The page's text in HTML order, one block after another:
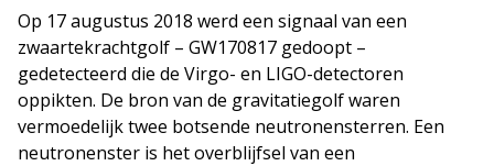
Op 17 augustus 2018 werd een signaal van een
zwaartekrachtgolf – GW170817 gedoopt –
gedetecteerd die de Virgo- en LIGO-detectoren
oppikten. De bron van de gravitatiegolf waren
vermoedelijk twee botsende neutronensterren. Een
neutronenster is het overblijfsel van een